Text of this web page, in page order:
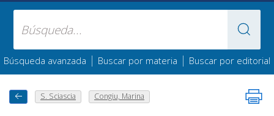
Búsqueda avanzada | Buscar por materia | Buscar por editorial
S. Sciascia Congiu, Marina